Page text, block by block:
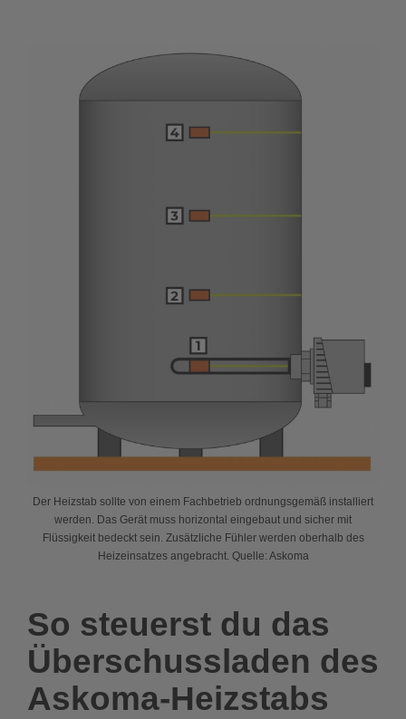
Der Heizstab sollte von einem Fachbetrieb ordnungsgemäß installiert
werden. Das Gerät muss horizontal eingebaut und sicher mit
Flüssigkeit bedeckt sein. Zusätzliche Fühler werden oberhalb des
Heizeinsatzes angebracht. Quelle: Askoma
So steuerst du das
Überschussladen des
Askoma-Heizstabs